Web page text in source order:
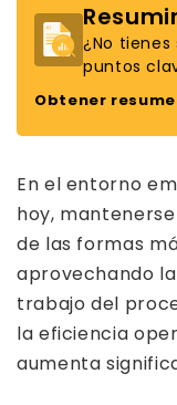
¿No
puntos
Obtener
En el entorno
hoy,
de las formas
aprovechando
trabajo del
la eficiencia
aumenta